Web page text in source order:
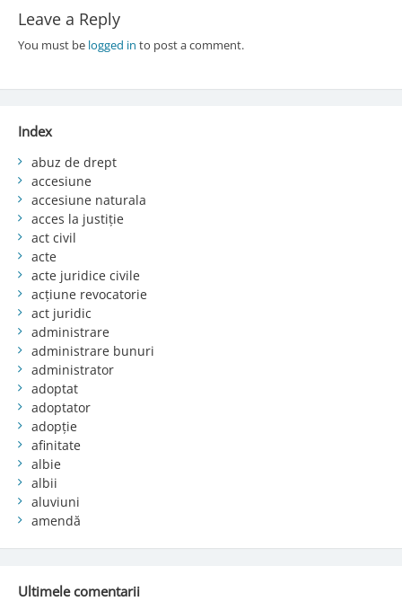
Leave a Reply
You must be logged in to post a comment.
Index
abuz de drept
accesiune
accesiune naturala
acces la justiție
act civil
acte
acte juridice civile
acțiune revocatorie
act juridic
administrare
administrare bunuri
administrator
adoptat
adoptator
adopție
afinitate
albie
albii
aluviuni
amendă
Ultimele comentarii